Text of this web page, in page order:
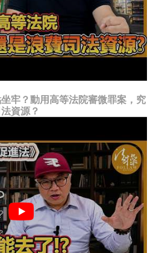
牢？動用高等法院審微罪案，究
資源？